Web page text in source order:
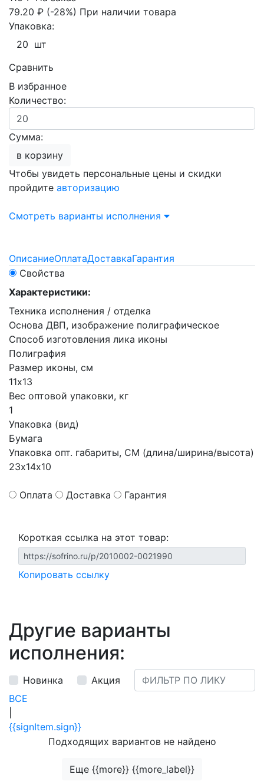
79.20 ₽ (-28%) При наличии товара
Упаковка:
20 шт
Сравнить
В избранное
Количество:
Сумма:
в корзину
Чтобы увидеть персональные цены и скидки
пройдите авторизацию
Смотреть варианты исполнения
ОписаниеОплатаДоставкаГарантия
Свойства
Характеристики:
Техника исполнения / отделка
Основа ДВП, изображение полиграфическое
Способ изготовления лика иконы
Полиграфия
Размер иконы, см
11х13
Вес оптовой упаковки, кг
1
Упаковка (вид)
Бумага
Упаковка опт. габариты, СМ (длина/ширина/высота)
23х14х10
Оплата Доставка Гарантия
Короткая ссылка на этот товар:
Копировать ссылку
Другие варианты
исполнения:
Новинка
Акция
ВСЕ
{{signItem.sign}}
Подходящих вариантов не найдено
Еще {{more}} {{more_label}}